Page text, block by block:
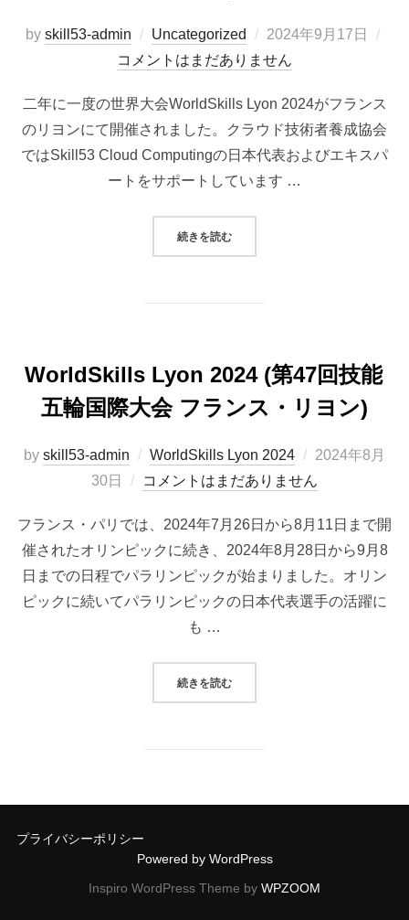
by skill53-admin Uncategorized
投
稿
2024年9月17日
コメントはまだありません
二年に一度の世界大会WorldSkills Lyon 2024がフランス
のリヨンにて開催されました。クラウド技術者養成協会
ではSkill53 Cloud Computingの日本代表およびエキスパ
ートをサポートしています …
続きを読む“WORLDSKILLS LYON 2024”
WorldSkills Lyon 2024 (第47回技能
五輪国際大会 フランス・リヨン)
by skill53-admin WorldSkills Lyon 2024
投
2024年8月
30日
コメントはまだありません
フランス・パリでは、2024年7月26日から8月11日まで開
催されたオリンピックに続き、2024年8月28日から9月8
日までの日程でパラリンピックが始まりました。オリン
ピックに続いてパラリンピックの日本代表選手の活躍に
も …
続きを読む“WORLDSKILLS LYON 2024 (第
プライバシーポリシー
Powered by WordPress
Inspiro WordPress Theme by WPZOOM